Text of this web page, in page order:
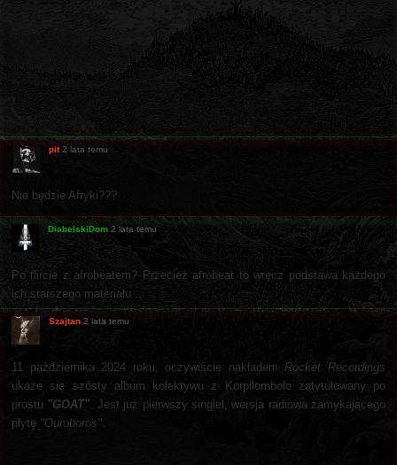
pit 2 lata temu
Nie będzie Afryki???
DiabelskiDom 2 lata temu
Po flircie z afrobeatem? Przecież afrobeat to wręcz podstawa każdego
ich starszego materiału....
Szajtan 2 lata temu
11 października 2024 roku, oczywiście nakłademRocket Recordings
ukaże się szósty album kolektywu z Korpilombolo zatytułowany po
prostu "GOAT". Jest już pierwszy singiel, wersja radiowa zamykającego
płytę "Ouroboros".